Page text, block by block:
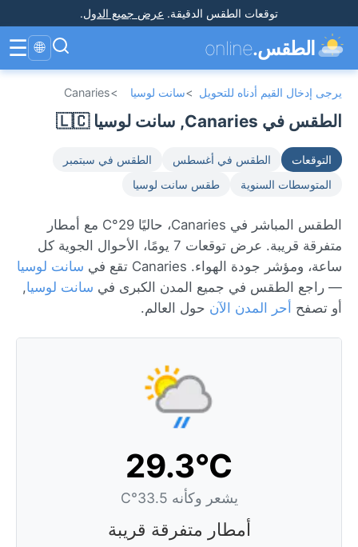
توقعات الطقس الدقيقة. عرض جميع الدول.
الطقس.online
🌐
☰
يرجى إدخال القيم أدناه للتحويل >سانت لوسيا >
Canaries
الطقس في Canaries, سانت لوسيا 🇱🇨
التوقعات الطقس في أغسطس
الطقس في سبتمبر
المتوسطات السنوية
طقس سانت لوسيا
الطقس المباشر في Canaries، حاليًا 29°C مع أمطار
متفرقة قريبة. عرض توقعات 7 يومًا، الأحوال الجوية كل
ساعة، ومؤشر جودة الهواء. Canaries تقع في
سانت لوسيا
— راجع الطقس في جميع المدن الكبرى في سانت لوسيا,
أو تصفح أحر المدن الآن حول العالم.
29.3°C
يشعر وكأنه 33.5°C
أمطار متفرقة قريبة